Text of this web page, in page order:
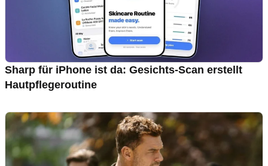
Sharp für iPhone ist da: Gesichts-Scan erstellt
Hautpflegeroutine